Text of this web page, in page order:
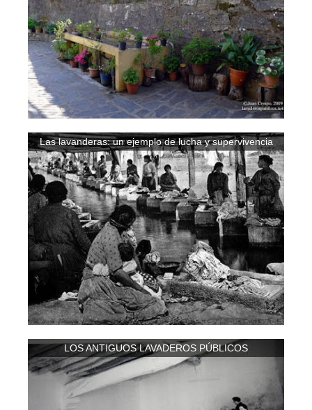
Las lavanderas: un ejemplo de lucha y supervivencia
LOS ANTIGUOS LAVADEROS PÚBLICOS